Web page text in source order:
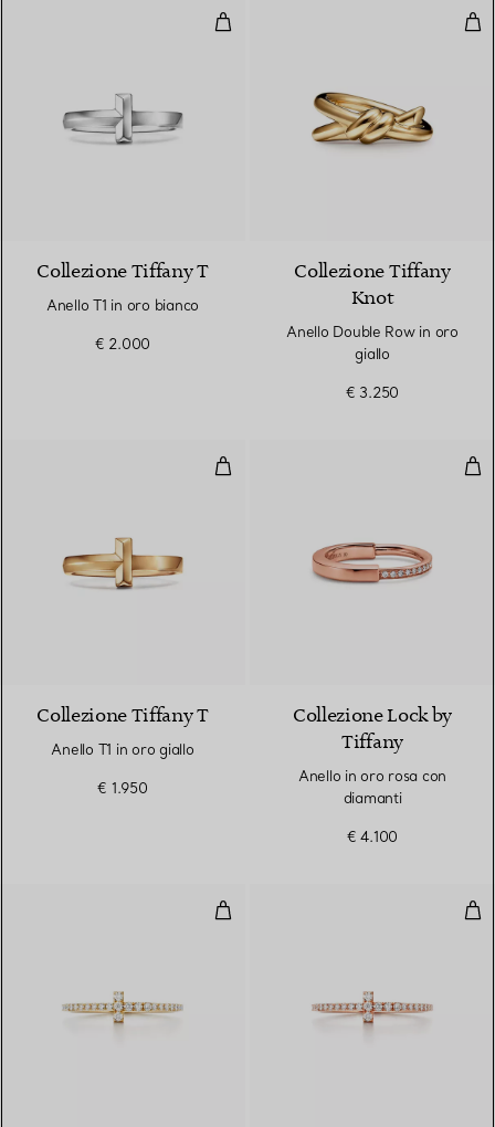
Anello T1 in oro bianco
Collezione Tiffany T
Anello T1 in oro bianco
€ 2.000
Collezione Tiffany
Knot
Anello Double Row in oro
giallo
€ 3.250
Anello T1 in oro giallo
Collezione Tiffany T
Anello T1 in oro giallo
€ 1.950
Collezione Lock by
Tiffany
Anello in oro rosa con
diamanti
€ 4.100
Fedina Wire con diamanti in oro